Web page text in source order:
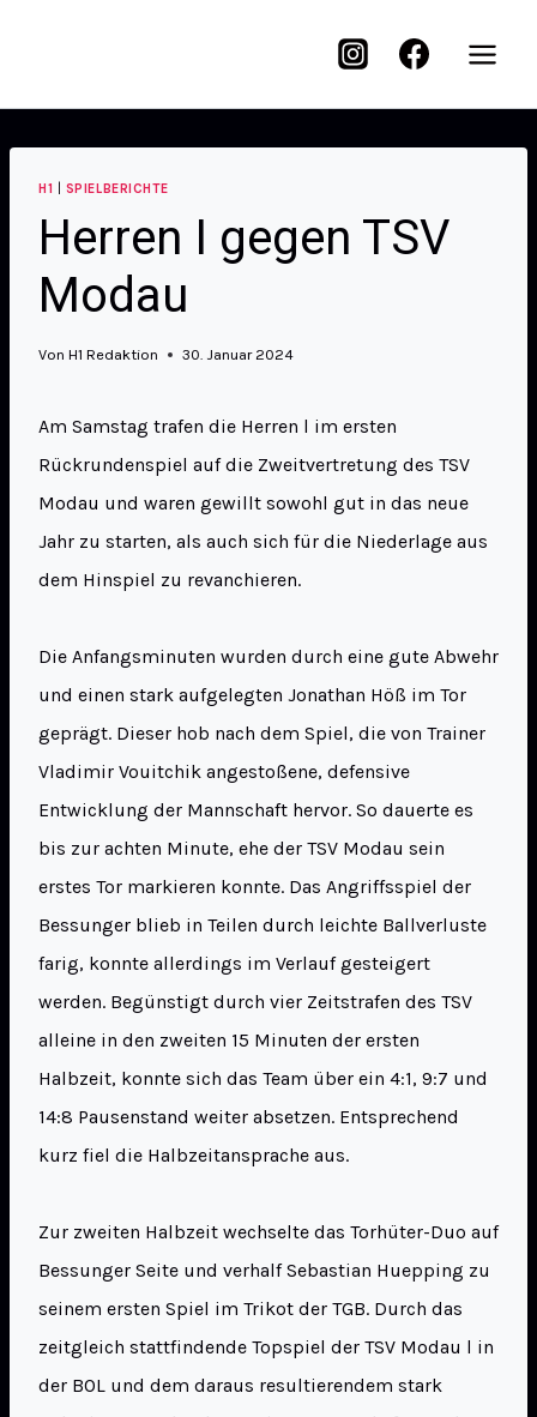
H1 SPIELBERICHTE
Herren I gegen TSV
Modau
Von H1 Redaktion 30. Januar 2024
Am Samstag trafen die Herren l im ersten
Rückrundenspiel auf die Zweitvertretung des TSV
Modau und waren gewillt sowohl gut in das neue
Jahr zu starten, als auch sich für die Niederlage aus
dem Hinspiel zu revanchieren.
Die Anfangsminuten wurden durch eine gute Abwehr
und einen stark aufgelegten Jonathan Höß im Tor
geprägt. Dieser hob nach dem Spiel, die von Trainer
Vladimir Vouitchik angestoßene, defensive
Entwicklung der Mannschaft hervor. So dauerte es
bis zur achten Minute, ehe der TSV Modau sein
erstes Tor markieren konnte. Das Angriffsspiel der
Bessunger blieb in Teilen durch leichte Ballverluste
farig, konnte allerdings im Verlauf gesteigert
werden. Begünstigt durch vier Zeitstrafen des TSV
alleine in den zweiten 15 Minuten der ersten
Halbzeit, konnte sich das Team über ein 4:1, 9:7 und
14:8 Pausenstand weiter absetzen. Entsprechend
kurz fiel die Halbzeitansprache aus.
Zur zweiten Halbzeit wechselte das Torhüter-Duo auf
Bessunger Seite und verhalf Sebastian Huepping zu
seinem ersten Spiel im Trikot der TGB. Durch das
zeitgleich stattfindende Topspiel der TSV Modau l in
der BOL und dem daraus resultierendem stark